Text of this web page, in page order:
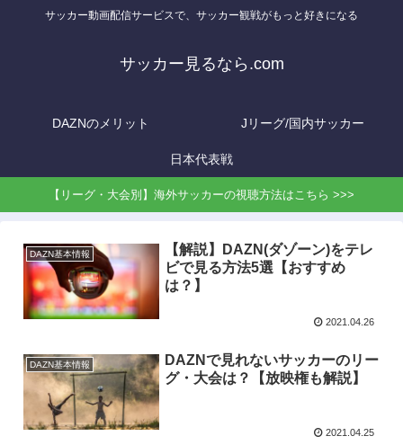
サッカー動画配信サービスで、サッカー観戦がもっと好きになる
サッカー見るなら.com
DAZNのメリット Jリーグ/国内サッカー
日本代表戦
【リーグ・大会別】海外サッカーの視聴方法はこちら >>>
DAZN基本情報
【解説】DAZN(ダゾーン)をテレ
ビで見る方法5選【おすすめ
は？】
2021.04.26
DAZN基本情報
DAZNで見れないサッカーのリー
グ・大会は？【放映権も解説】
2021.04.25